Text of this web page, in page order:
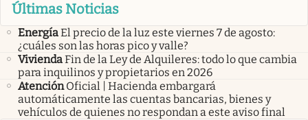
Últimas Noticias
EnergíaEl precio de la luz este viernes 7 de agosto:
¿cuáles son las horas pico y valle?
ViviendaFin de la Ley de Alquileres: todo lo que cambia
para inquilinos y propietarios en 2026
Atención Oficial | Hacienda embargará
automáticamente las cuentas bancarias, bienes y
vehículos de quienes no respondan a este aviso final